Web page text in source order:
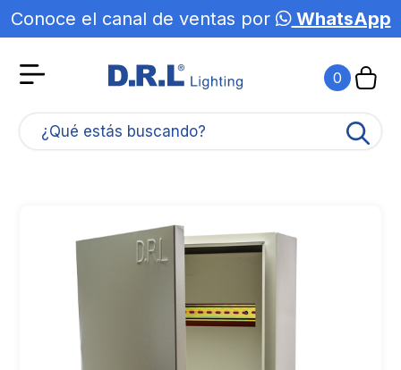
Conoce el canal de ventas por WhatsApp
0
¿Qué estás buscando?